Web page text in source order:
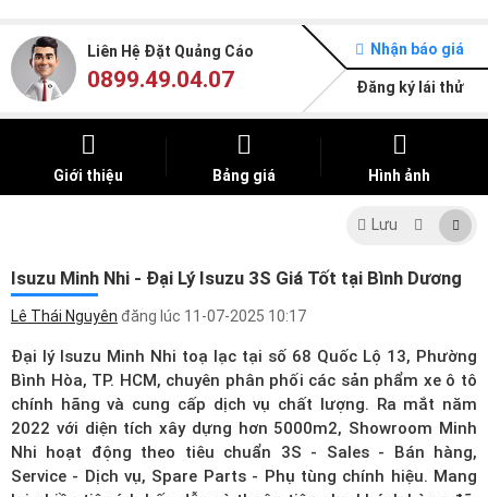
Liên Hệ Đặt Quảng Cáo
0899.49.04.07
Nhận báo giá
Đăng ký lái thử
Giới thiệu Bảng giá Hình ảnh
Lưu
Isuzu Minh Nhi - Đại Lý Isuzu 3S Giá Tốt tại Bình Dương
Lê Thái Nguyên đăng lúc 11-07-2025 10:17
Đại lý Isuzu Minh Nhi toạ lạc tại số 68 Quốc Lộ 13, Phường
Bình Hòa, TP. HCM, chuyên phân phối các sản phẩm xe ô tô
chính hãng và cung cấp dịch vụ chất lượng. Ra mắt năm
2022 với diện tích xây dựng hơn 5000m2, Showroom Minh
Nhi hoạt động theo tiêu chuẩn 3S - Sales - Bán hàng,
Service - Dịch vụ, Spare Parts - Phụ tùng chính hiệu. Mang